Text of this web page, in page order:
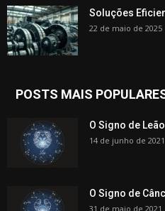
Soluções
22 de maio de 2025
POSTS MAIS
O Signo de
14 de junho de 2021
O Signo de
31 de maio de 2021